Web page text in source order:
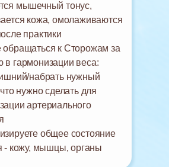
мышечный тонус,
кожа, омолаживаются
практики
к Сторожам за
гармонизации веса:
набрать нужный
нужно сделать для
артериального
общее состояние
- кожу, мышцы, органы